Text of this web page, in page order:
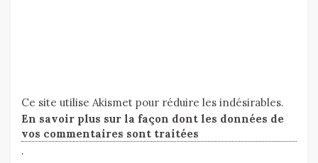
Ce site utilise Akismet pour réduire les indésirables.
En savoir plus sur la façon dont les données de
vos commentaires sont traitées
.